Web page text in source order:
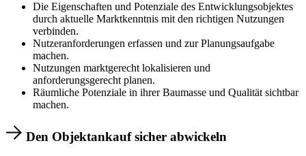
Die Eigenschaften und Potenziale des Entwicklungsobjektes
durch aktuelle Marktkenntnis mit den richtigen Nutzungen
verbinden.
Nutzeranforderungen erfassen und zur Planungsaufgabe
machen.
Nutzungen marktgerecht lokalisieren und
anforderungsgerecht planen.
Räumliche Potenziale in ihrer Baumasse und Qualität sichtbar
machen.
Den Objektankauf sicher abwickeln